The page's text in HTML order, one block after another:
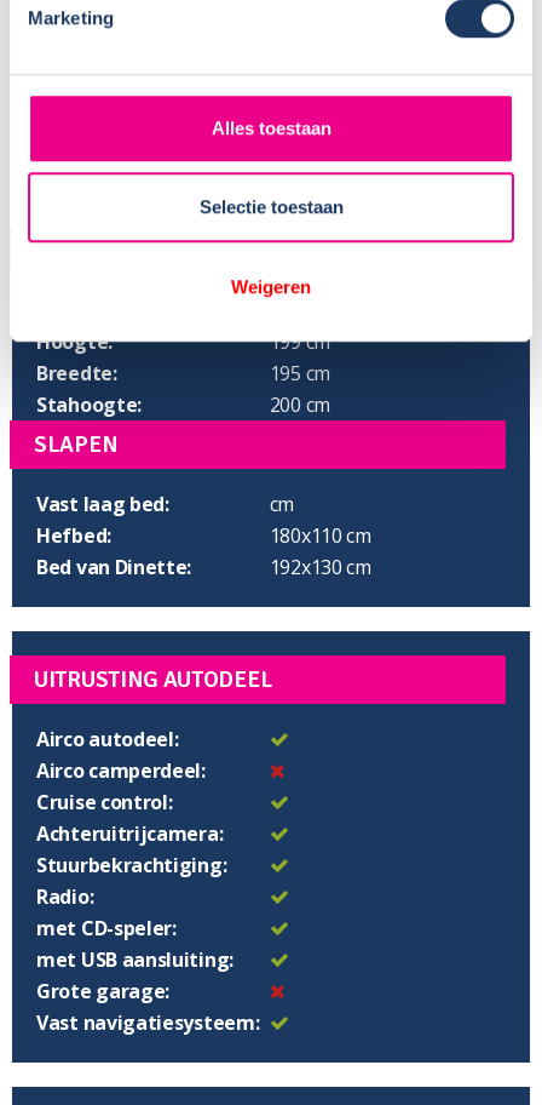
Marketing
Alles toestaan
Selectie toestaan
Weigeren
AFMETINGEN
Hoogte:
199 cm
Breedte:
195 cm
Stahoogte:
200 cm
SLAPEN
Vast laag bed:
cm
Hefbed:
180x110 cm
Bed van Dinette:
192x130 cm
UITRUSTING AUTODEEL
Airco autodeel:
Airco camperdeel:
Cruise control:
Achteruitrijcamera:
Stuurbekrachtiging:
Radio:
met CD-speler:
met USB aansluiting:
Grote garage:
Vast navigatiesysteem: